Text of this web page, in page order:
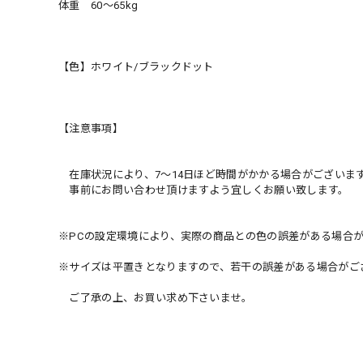
体重 60〜65kg
【色】ホワイト/ブラックドット
【注意事項】
在庫状況により、7〜14日ほど時間がかかる場合がございます
事前にお問い合わせ頂けますよう宜しくお願い致します。
※PCの設定環境により、実際の商品との色の誤差がある場合が
※サイズは平置きとなりますので、若干の誤差がある場合がご
ご了承の上、お買い求め下さいませ。